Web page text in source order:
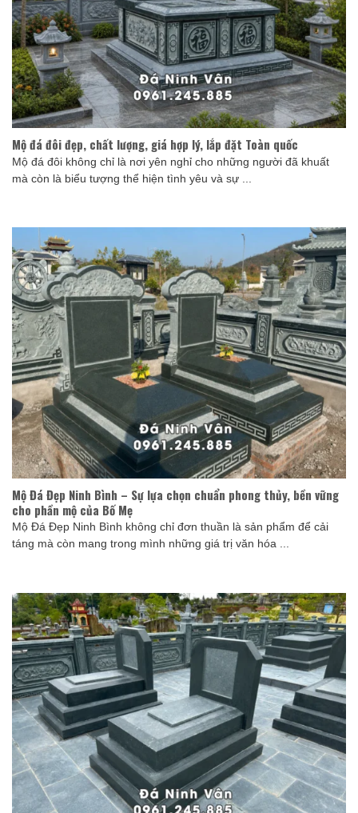
Mộ đá đôi đẹp, chất lượng, giá hợp lý, lắp đặt Toàn quốc
Mộ đá đôi không chỉ là nơi yên nghỉ cho những người đã khuất
mà còn là biểu tượng thể hiện tình yêu và sự ...
Mộ Đá Đẹp Ninh Bình – Sự lựa chọn chuẩn phong thủy, bền vững
cho phần mộ của Bố Mẹ
Mộ Đá Đẹp Ninh Bình không chỉ đơn thuần là sản phẩm để cải
táng mà còn mang trong mình những giá trị văn hóa ...